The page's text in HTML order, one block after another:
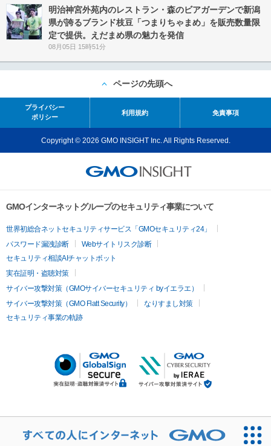
明治神宮外苑内のレストラン・森のビアガーデンで新潟
県が誇るブランド枝豆「つまりちゃまめ」を販売数量限
定で提供。えだまめ県の魅力を発信
08月05日 15時51分
ページの先頭へ
プライバシー
ポリシー
利用規約 免責事項
Copyright © 2026 GMO INSIGHT Inc. All Rights Reserved.
GMOインターネットグループのセキュリティ事業について
世界初総合ネットセキュリティサービス「GMOセキュリティ24」
パスワード漏洩診断
Webサイトリスク診断
セキュリティ相談AIチャットボット
実在証明・盗聴対策
サイバー攻撃対策（GMOサイバーセキュリティ byイエラエ）
サイバー攻撃対策（GMO Flatt Security）
なりすまし対策
セキュリティ事業の軌跡